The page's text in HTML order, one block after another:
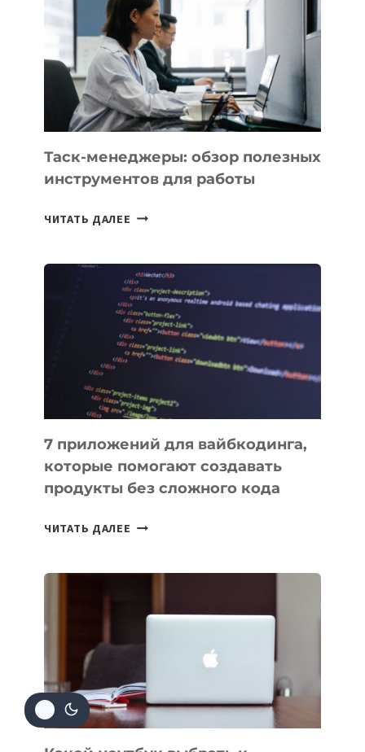
CHATGPT
БЕЗЛИМИТНЫМИ
Таск-менеджеры: обзор полезных
инструментов для работы
ЧИТАТЬ ДАЛЕЕ ТАСК-
ПОЛЕЗНЫХ
ИНСТРУМЕНТОВ
ДЛЯ
РАБОТЫ
7 приложений для вайбкодинга,
которые помогают создавать
продукты без сложного кода
ЧИТАТЬ ДАЛЕЕ
ПОМОГАЮТ
СОЗДАВАТЬ
БЕЗ
СЛОЖНОГО
КОДА